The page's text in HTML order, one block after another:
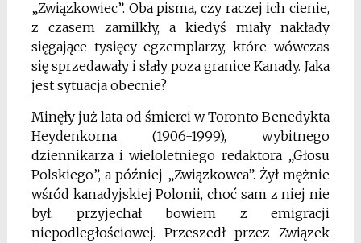
„Związkowiec”. Oba pisma, czy raczej ich cienie,
z czasem zamilkły, a kiedyś miały nakłady
sięgające tysięcy egzemplarzy, które wówczas
się sprzedawały i słały poza granice Kanady. Jaka
jest sytuacja obecnie?
Minęły już lata od śmierci w Toronto Benedykta
Heydenkorna (1906-1999), wybitnego
dziennikarza i wieloletniego redaktora „Głosu
Polskiego”, a później „Związkowca”. Żył mężnie
wśród kanadyjskiej Polonii, choć sam z niej nie
był, przyjechał bowiem z emigracji
niepodległościowej. Przeszedł przez Związek